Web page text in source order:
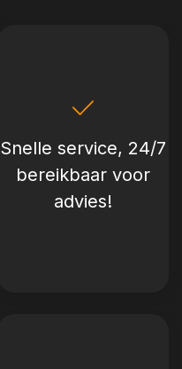
Snelle service, 24/7
bereikbaar voor
advies!